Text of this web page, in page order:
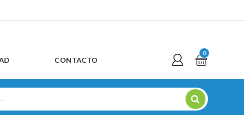
CONTACTO
0